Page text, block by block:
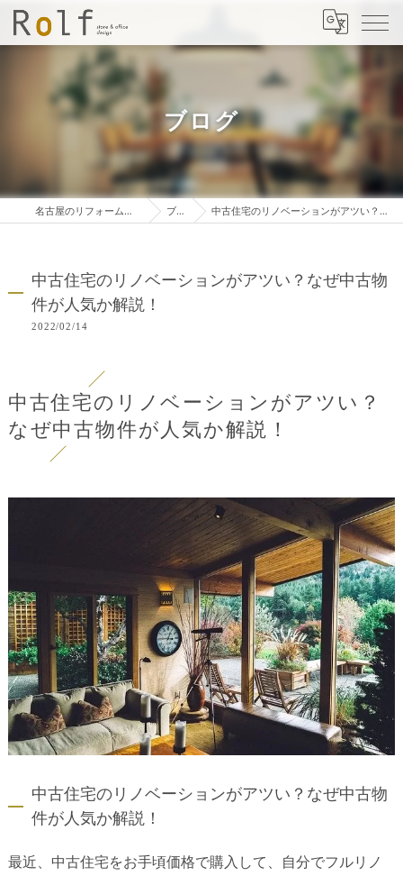
ブログ
名古屋のリフォームは株式会社ロルフ ブログ 中古住宅のリノベーションがアツい？なぜ中古物件が人気か解説！
中古住宅のリノベーションがアツい？なぜ中古物
件が人気か解説！
2022/02/14
中古住宅のリノベーションがアツい？
なぜ中古物件が人気か解説！
中古住宅のリノベーションがアツい？なぜ中古物
件が人気か解説！
最近、中古住宅をお手頃価格で購入して、自分でフルリノ